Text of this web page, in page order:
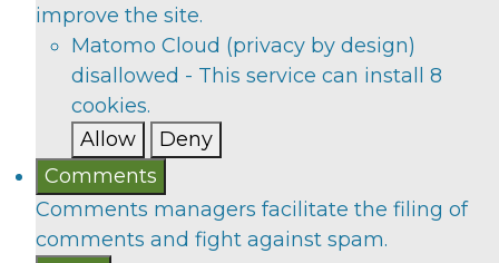
improve the site.
Matomo Cloud (privacy by design)
disallowed - This service can install 8
cookies.
Allow
Deny
Comments
Comments managers facilitate the filing of
comments and fight against spam.